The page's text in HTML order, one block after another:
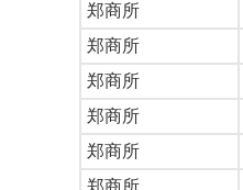
郑商所
郑商所
郑商所
郑商所
郑商所
郑商所